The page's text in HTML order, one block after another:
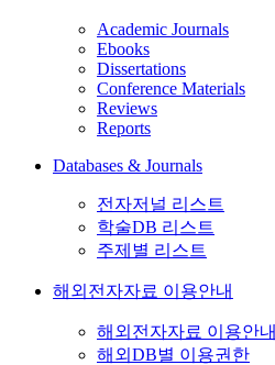
Academic Journals
Ebooks
Dissertations
Conference Materials
Reviews
Reports
Databases & Journals
전자저널 리스트
학술DB 리스트
주제별 리스트
해외전자자료 이용안내
해외전자자료 이용안내
해외DB별 이용권한